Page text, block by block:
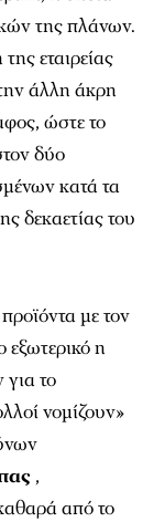
της πλάνων.
εταιρείας
άλλη άκρη
ώστε το
δύο
κατά τα
δεκαετίας του
με τον
η
το
νομίζουν»
,
από το